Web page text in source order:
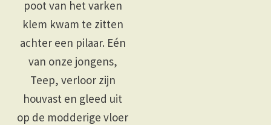
poot van het varken
klem kwam te zitten
achter een pilaar. Eén
van onze jongens,
Teep, verloor zijn
houvast en gleed uit
op de modderige vloer